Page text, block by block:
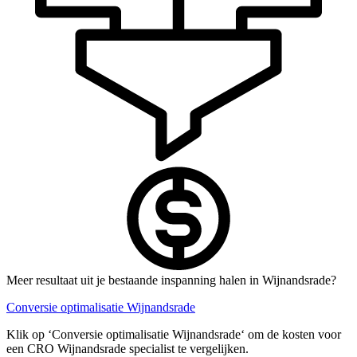
Meer resultaat uit je bestaande inspanning halen in Wijnandsrade?
Conversie optimalisatie Wijnandsrade
Klik op ‘Conversie optimalisatie Wijnandsrade‘ om de kosten voor
een CRO Wijnandsrade specialist te vergelijken.